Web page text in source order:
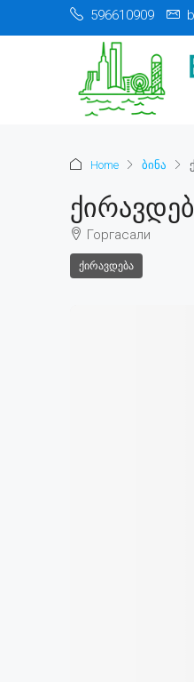
596610909
Home ბინა
Горгасали
ᲥᲘᲠᲐᲕᲓᲔᲑᲐ